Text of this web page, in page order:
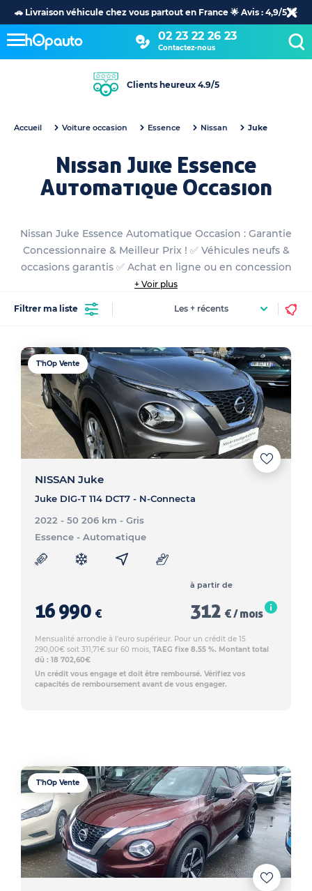
🚗 Livraison véhicule chez vous partout en France 🌟 Avis : 4,9/5 🌟
02 23 22 26 23
Contactez-nous
Clients heureux 4.9/5
Accueil Voiture occasion Essence Nissan Juke
Nissan Juke Essence
Automatique Occasion
Nissan Juke Essence Automatique Occasion : Garantie
Concessionnaire & Meilleur Prix ! ✅ Véhicules neufs &
occasions garantis ✅ Achat en ligne ou en concession
+ Voir plus
Filtrer ma liste
T'hOp Vente
NISSAN Juke
Juke DIG-T 114 DCT7 - N-Connecta
2022 - 50 206 km - Gris
Essence - Automatique
16 990 €
à partir de
312 € / mois
Mensualité arrondie à l'euro supérieur. Pour un crédit de 15
290,00€ soit 311,71€ sur 60 mois, TAEG fixe 8.55 %. Montant total
dû : 18 702,60€
Un crédit vous engage et doit être remboursé. Vérifiez vos
capacités de remboursement avant de vous engager.
T'hOp Vente